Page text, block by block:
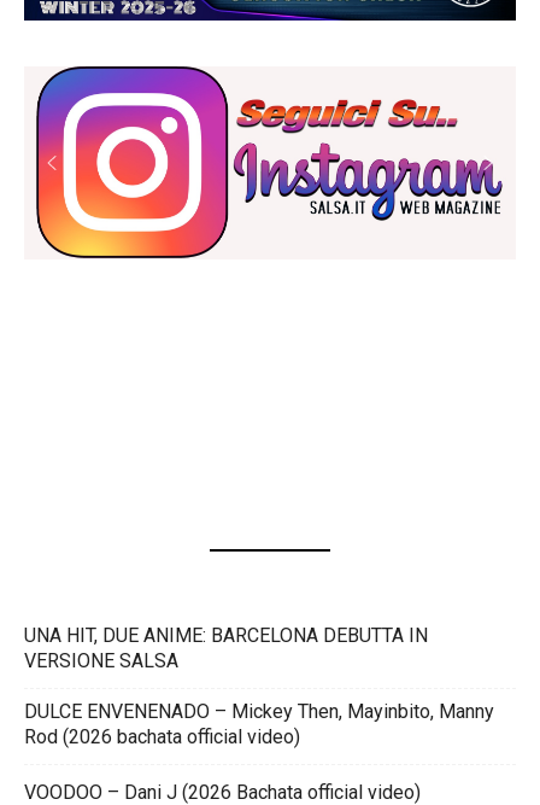
UNA HIT, DUE ANIME: BARCELONA DEBUTTA IN
VERSIONE SALSA
DULCE ENVENENADO – Mickey Then, Mayinbito, Manny
Rod (2026 bachata official video)
VOODOO – Dani J (2026 Bachata official video)